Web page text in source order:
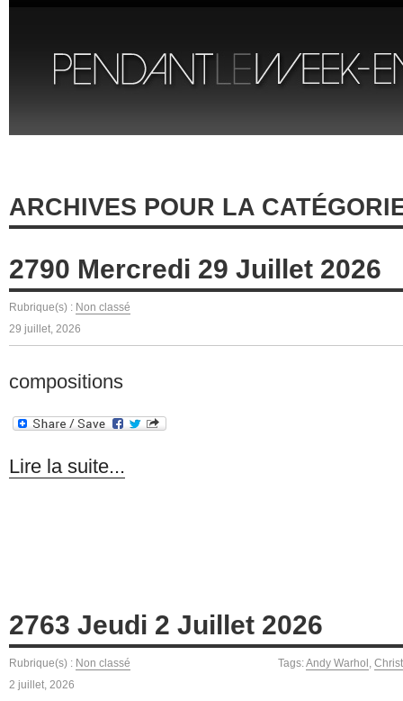
ARCHIVES POUR LA
2790 Mercredi 29 Juillet 2026
Rubrique(s) : Non classé
29 juillet, 2026
compositions
Lire la suite...
2763 Jeudi 2 Juillet 2026
Rubrique(s) : Non classé Tags:Andy Warhol
2 juillet, 2026